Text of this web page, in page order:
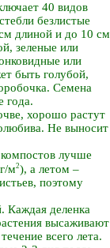
40 видов
безлистые
длиной и до 10 см
зеленые или
или
быть голубой,
Семена
года.
хорошо растут
Не выносит
лучше
м2), а летом –
поэтому
Каждая деленка
высаживают
всего лета.